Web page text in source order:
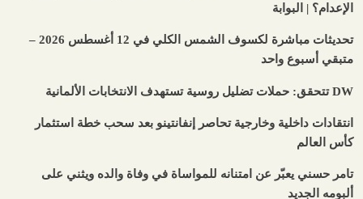
الإعدام؟ | البوابة
تحديثات مباشرة لكسوف الشمس الكلي في 12 أغسطس 2026 –
متبقي أسبوع واحد
DW تتحقق: حملات تضليل روسية تستهدف الانتخابات الألمانية
انتقادات داخلية وخارجية تحاصر إنفانتينو بعد سحب خطة استثمار
كأس العالم
تامر حسني يعبّر عن امتنانه للمواساة في وفاة والده ويثني على
ألبومه الجديد